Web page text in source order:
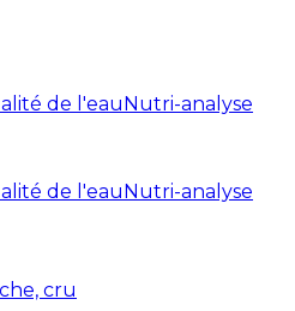
de l'eauNutri-analyse
de l'eauNutri-analyse
cru